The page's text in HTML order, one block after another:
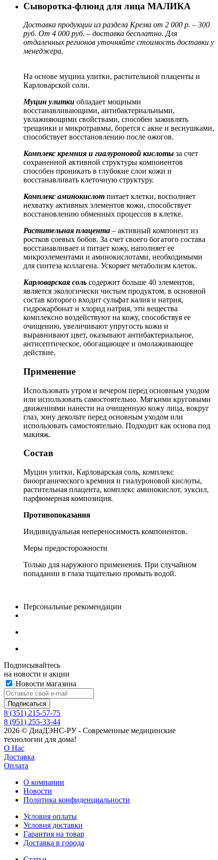
Сыворотка-флюид для лица МАЛИКА
Доставка продукции из раздела Крема от 2 000 р. – 300
руб. От 4 000 руб. – доставка бесплатно. Для
отдаленных регионов уточняйте стоимость доставки у
менеджера.
На основе муцина улитки, растительной плаценты и
Карловарской соли.
Муцин улитки обладает мощными
восстанавливающими, антибактериальными,
увлажняющими свойствами, способен заживлять
трещинки и микротравмы, борется с акне и веснушками,
способствует восстановлению после ожогов.
Комплекс кремния и гиалуроновой кислоты за счет
сохраненной активной структуры компонентов
способен проникать в глубокие слои кожи и
восстанавливать клеточную структуру.
Комплекс аминокислот питает клетки, восполняет
нехватку активных элементов кожи, способствует
восстановлению обменных процессов в клетке.
Растительная плацента – активный компонент из
ростков соевых бобов. За счет своего богатого состава
восстанавливает и питает кожу, наполняет ее
микроэлементами и аминокислотами, необходимыми
для синтеза коллагена. Ускоряет метаболизм клеток.
Карловарская соль содержит больше 40 элементов,
является экологически чистым продуктом, в основной
состав которого входит сульфат калия и натрия,
гидрокарбонат и хлорид натрия, эти вещества
комплексно воздействуют на кожу, способствуя ее
очищению, увеличивают упругость кожи и
выравнивают цвет, оказывают антибактериальное,
антисептическое, обогащающее и омолаживающее
действие.
Применение
Использовать утром и вечером перед основным уходом
или использовать самостоятельно. Мягкими круговыми
движениями нанести на очищенную кожу лица, вокруг
глаз, зону декольте перед основным уходом или
использовать самостоятельно. Подходит как основа под
макияж.
Состав
Муцин улитки, Карловарская соль, комплекс
биоорганического кремния и гиалуроновой кислоты,
растительная плацента, комплекс аминокислот, эуксил,
парфюмерная композиция.
Противопоказания
Индивидуальная непереносимость компонентов.
Меры предосторожности
Только для наружного применения. При случайном
попадании в глаза тщательно промыть водой.
Персональные рекомендации
Подписывайтесь
на новости и акции
Новости магазина
8 (351) 215-57-75
8 (951) 255-33-44
2026 © ДиаДЭНС-РУ - Современные медицинские
технологии для дома!
О Нас
Доставка
Оплата
О компании
Новости
Политика конфиденциальности
Условия оплаты
Условия доставки
Гарантия на товар
Доставка в города